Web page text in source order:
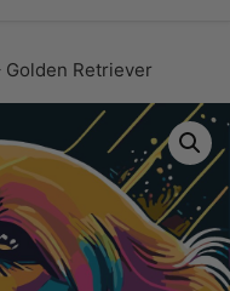
Golden Retriever